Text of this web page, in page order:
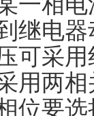
继电
可采
用两
位要